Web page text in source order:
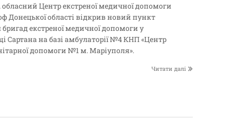
обласний Центр екстреної медичної допомоги
Донецької області відкрив новий пункт
екстреної медичної допомоги у
Сартана на базі амбулаторії №4 КНП «Центр
допомоги №1 м. Маріуполя».
Читати далі